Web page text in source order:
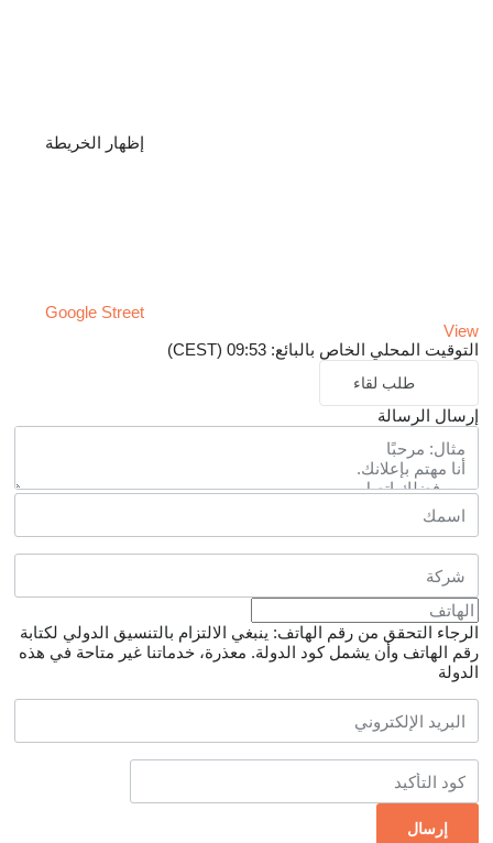
إظهار الخريطة
Google Street
View
التوقيت المحلي الخاص بالبائع: 09:53 (CEST)
طلب لقاء
إرسال الرسالة
الرجاء التحقق من رقم الهاتف: ينبغي الالتزام بالتنسيق الدولي لكتابة
رقم الهاتف وأن يشمل كود الدولة. معذرة، خدماتنا غير متاحة في هذه
الدولة